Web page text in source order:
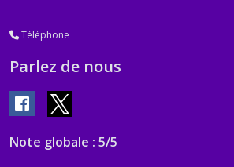
Téléphone
Parlez de nous
Note globale : 5/5